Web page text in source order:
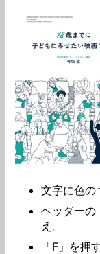
文字に色の
ヘッダーの
え。
「F」を押